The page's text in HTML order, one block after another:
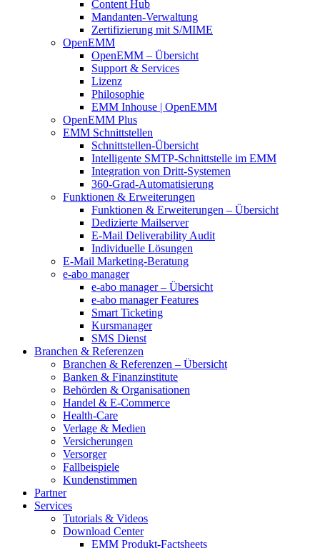
Content Hub
Mandanten-Verwaltung
Zertifizierung mit S/MIME
OpenEMM
OpenEMM – Übersicht
Support & Services
Lizenz
Philosophie
EMM Inhouse | OpenEMM
OpenEMM Plus
EMM Schnittstellen
Schnittstellen-Übersicht
Intelligente SMTP-Schnittstelle im EMM
Integration von Dritt-Systemen
360-Grad-Automatisierung
Funktionen & Erweiterungen
Funktionen & Erweiterungen – Übersicht
Dedizierte Mailserver
E-Mail Deliverability Audit
Individuelle Lösungen
E-Mail Marketing-Beratung
e-abo manager
e-abo manager – Übersicht
e-abo manager Features
Smart Ticketing
Kursmanager
SMS Dienst
Branchen & Referenzen
Branchen & Referenzen – Übersicht
Banken & Finanzinstitute
Behörden & Organisationen
Handel & E-Commerce
Health-Care
Verlage & Medien
Versicherungen
Versorger
Fallbeispiele
Kundenstimmen
Partner
Services
Tutorials & Videos
Download Center
EMM Produkt-Factsheets